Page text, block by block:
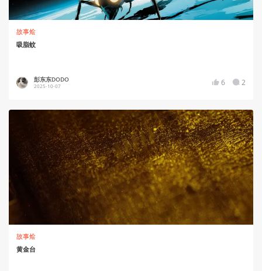
故事烩
吸脂蚊
彭东东DODO
2025-10-07 6 2
故事烩
黄金台